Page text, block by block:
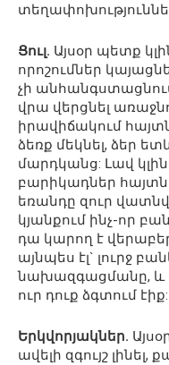
Ցուլ. Այսօր պետք
որոշումներ
չի
վրա վերցնել
իրավիճակում
ձեռք մեկնել, ձեր
մարդկանց: Լավ
բարիկադներ
եռանդը զուր
կյանքում ինչ-որ
դա կարող է
այնպես էլ` լուրջ
նախազգացմանը, և
ուր դուք ձգտում էիք:
Երկվորյակներ.
ավելի զգույշ